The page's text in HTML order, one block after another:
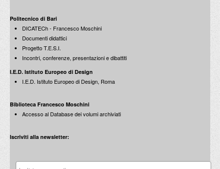
Franco Purini
Lectio Magistralis all'interno di Progetto T.E.S.I.
26 Settembre 2008
Luciano Canfora
9 Giugno 2008
Politecnico di Bari
DICATECh - Francesco Moschini
Documenti didattici
Progetto T.E.S.I.
Incontri, conferenze, presentazioni e dibattiti
I.E.D. Istituto Europeo di Design
I.E.D. Istituto Europeo di Design, Roma
Biblioteca Francesco Moschini
Accesso al Database dei volumi archiviati
Iscriviti alla newsletter: